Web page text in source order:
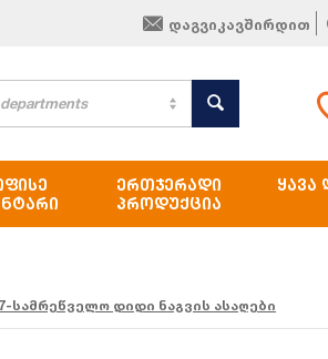
დაგვიკავშირდით
ᲔᲠᲗᲯᲔᲠᲐᲓᲘ
ᲞᲠᲝᲓᲣᲥᲪᲘᲐ
ᲧᲐᲕᲐ
სამრეწველო დიდი ნაგვის ასაღები